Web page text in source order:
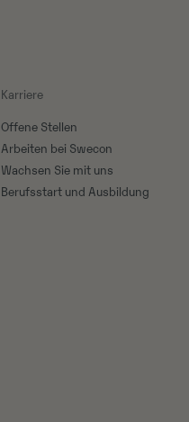
Karriere
Offene Stellen
Arbeiten bei Swecon
Wachsen Sie mit uns
Berufsstart und Ausbildung